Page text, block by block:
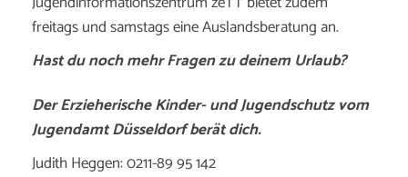
freitags und samstags eine Auslandsberatung an.
Hast du noch mehr Fragen zu deinem Urlaub?
Der Erzieherische Kinder- und Jugendschutz vom
Jugendamt Düsseldorf berät dich.
Judith Heggen: 0211-89 95 142